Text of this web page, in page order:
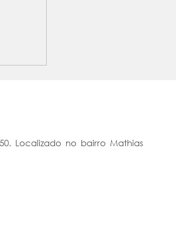
Localizado no bairro Mathias